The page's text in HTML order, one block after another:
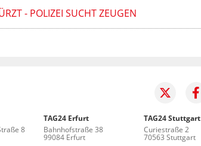
- POLIZEI SUCHT ZEUGEN
8
TAG24 Erfurt
Bahnhofstraße 38
99084 Erfurt
TAG24 Stuttgart
Curiestraße 2
70563 Stuttgart